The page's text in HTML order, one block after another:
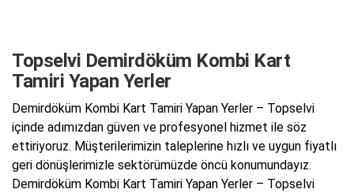
Topselvi Demirdöküm Kombi Kart
Tamiri Yapan Yerler
Demirdöküm Kombi Kart Tamiri Yapan Yerler – Topselvi
içinde adımızdan güven ve profesyonel hizmet ile söz
ettiriyoruz. Müşterilerimizin taleplerine hızlı ve uygun fiyatlı
geri dönüşlerimizle sektörümüzde öncü konumundayız.
Demirdöküm Kombi Kart Tamiri Yapan Yerler – Topselvi